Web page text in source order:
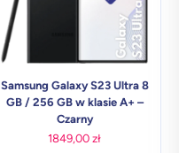
Samsung Galaxy S23 Ultra 8
GB / 256 GB w klasie A+ –
Czarny
1849,00zł